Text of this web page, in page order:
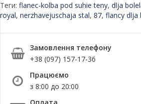
Теги: flanec-kolba pod suhie teny, dlja
royal, nerzhavejuschaja stal, 87, flancy dlja
Замовлення телефону
+38 (097) 157-17-36
Працюємо
з 8:00 до 20:00